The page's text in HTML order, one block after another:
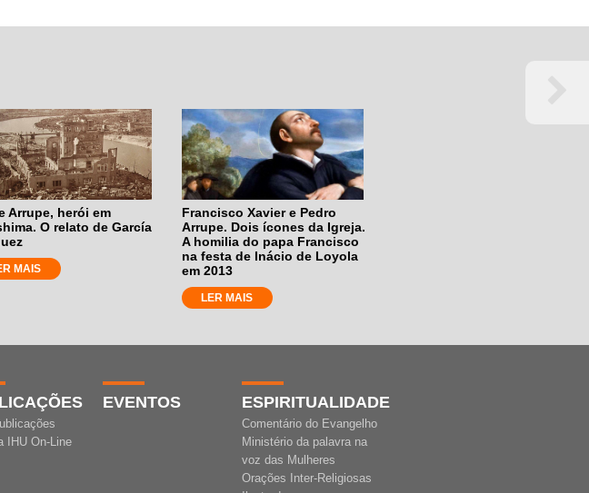
Arrupe, herói em
O relato de García
MAIS
Francisco Xavier e Pedro
Arrupe. Dois ícones da Igreja.
A homilia do papa Francisco
na festa de Inácio de Loyola
em 2013
LER MAIS
IHU On-Line
EVENTOS ESPIRITUALIDADE
Comentário do Evangelho
Ministério da palavra na
voz das Mulheres
Orações Inter-Religiosas